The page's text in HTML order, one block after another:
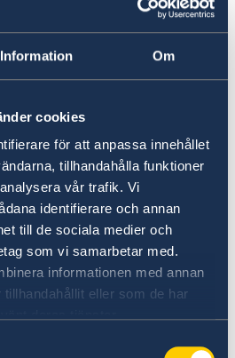
Information Om
cookies
för att anpassa innehållet
tillhandahålla funktioner
vår trafik. Vi
identifierare och annan
till de sociala medier och
som vi samarbetar med.
informationen med annan
eller som de har
besökare att undvika
särskilt politiska
kan utvecklas till
eller upplopp.
återkommande och
äger rum i
att följa lokala medier och